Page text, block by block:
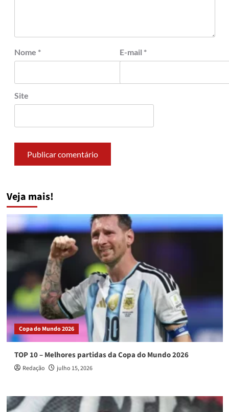
Nome * E-mail *
Site
Veja mais!
Copa do Mundo 2026
TOP 10 – Melhores partidas da Copa do Mundo 2026
Redação julho 15, 2026